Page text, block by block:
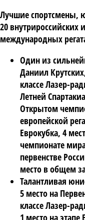
Лучшие спортсмены,
20 внутрироссийских
международных
Один из
Даниил
классе Лазер-
Летней
Открытом
европейской
Еврокубка, 4
чемпионате
первенстве
место в общем
Талантливая
5 место на
классе Лазер-
1 место на